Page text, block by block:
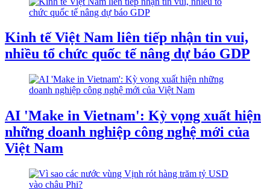
Kinh tế Việt Nam liên tiếp nhận tin vui,
nhiều tổ chức quốc tế nâng dự báo GDP
AI 'Make in Vietnam': Kỳ vọng xuất hiện
những doanh nghiệp công nghệ mới của
Việt Nam